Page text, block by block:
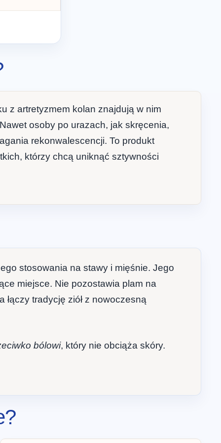
z artretyzmem kolan znajdują w nim
osoby po urazach, jak skręcenia,
rekonwalescencji. To produkt
którzy chcą uniknąć sztywności
stosowania na stawy i mięśnie. Jego
miejsce. Nie pozostawia plam na
tradycję ziół z nowoczesną
bólowi, który nie obciąża skóry.